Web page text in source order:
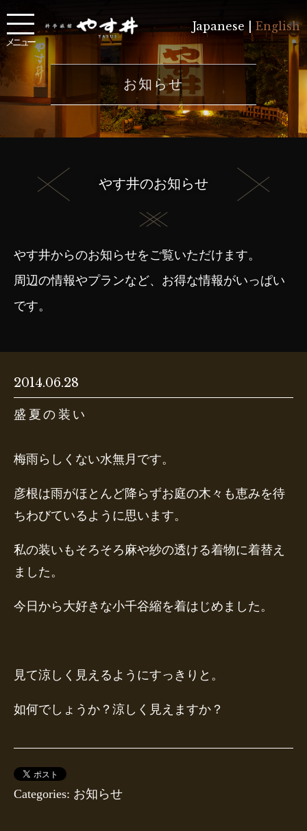
メニュー
Japanese | English
お知らせ
やす井のお知らせ
やす井からのお知らせをご覧いただけます。
周辺の情報やプランなど、お得な情報がいっぱい
です。
2014.06.28
盛夏の装い
梅雨らしくない水無月です。
彦根は雨がほとんど降らずお庭の木々も恵みを待
ちわびているように思います。
私の装いもそろそろ麻や紗の透ける着物に着替え
ました。
今日から大好きな小千谷縮を着はじめました。
見て涼しく見えるようにすっきりと。
如何でしょうか？涼しく見えますか？
Categories: お知らせ